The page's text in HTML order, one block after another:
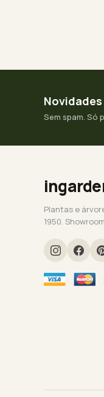
Sem spam. Só
Plantas e
1950.